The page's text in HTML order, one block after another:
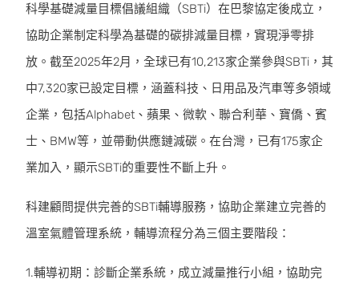
科學基礎減量目標倡議組織（SBTi）在巴黎協定後成立，
協助企業制定科學為基礎的碳排減量目標，實現淨零排
放。截至2025年2月，全球已有10,213家企業參與SBTi，其
中7,320家已設定目標，涵蓋科技、日用品及汽車等多領域
企業，包括Alphabet、蘋果、微軟、聯合利華、寶僑、賓
士、BMW等，並帶動供應鏈減碳。在台灣，已有175家企
業加入，顯示SBTi的重要性不斷上升。
科建顧問提供完善的SBTi輔導服務，協助企業建立完善的
溫室氣體管理系統，輔導流程分為三個主要階段：
1.輔導初期：診斷企業系統，成立減量推行小組，協助完